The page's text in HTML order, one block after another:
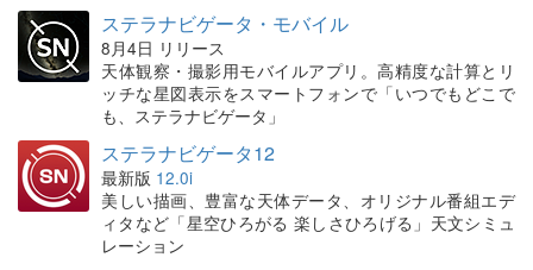
ステラナビゲータ・モバイル
8月4日 リリース
天体観察・撮影用モバイルアプリ。高精度な計算とリ
ッチな星図表示をスマートフォンで「いつでもどこで
も、ステラナビゲータ」
ステラナビゲータ12
最新版 12.0i
美しい描画、豊富な天体データ、オリジナル番組エデ
ィタなど「星空ひろがる 楽しさひろげる」天文シミュ
レーション